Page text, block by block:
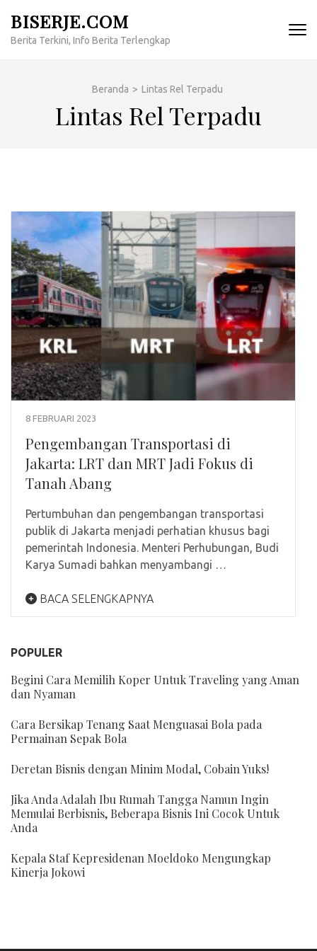
konten
BISERJE.COM
Berita Terkini, Info Berita Terlengkap
Beranda > Lintas Rel Terpadu
Lintas Rel Terpadu
8 FEBRUARI 2023
Pengembangan Transportasi di
Jakarta: LRT dan MRT Jadi Fokus di
Tanah Abang
Pertumbuhan dan pengembangan transportasi
publik di Jakarta menjadi perhatian khusus bagi
pemerintah Indonesia. Menteri Perhubungan, Budi
Karya Sumadi bahkan menyambangi …
BACA SELENGKAPNYA
POPULER
Begini Cara Memilih Koper Untuk Traveling yang Aman
dan Nyaman
Cara Bersikap Tenang Saat Menguasai Bola pada
Permainan Sepak Bola
Deretan Bisnis dengan Minim Modal, Cobain Yuks!
Jika Anda Adalah Ibu Rumah Tangga Namun Ingin
Memulai Berbisnis, Beberapa Bisnis Ini Cocok Untuk
Anda
Kepala Staf Kepresidenan Moeldoko Mengungkap
Kinerja Jokowi